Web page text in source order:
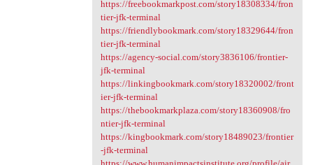
https://freebookmarkpost.com/story18308334/fron
tier-jfk-terminal
https://friendlybookmark.com/story18329644/fron
tier-jfk-terminal
https://agency-social.com/story3836106/frontier-
jfk-terminal
https://linkingbookmark.com/story18320002/front
ier-jfk-terminal
https://thebookmarkplaza.com/story18360908/fro
ntier-jfk-terminal
https://kingbookmark.com/story18489023/frontier
-jfk-terminal